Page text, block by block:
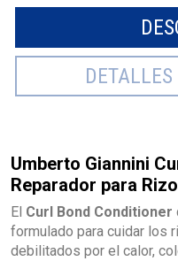
Umberto Giannini
Reparador para
El Curl Bond Conditioner
formulado para cuidar los
debilitados por el calor,